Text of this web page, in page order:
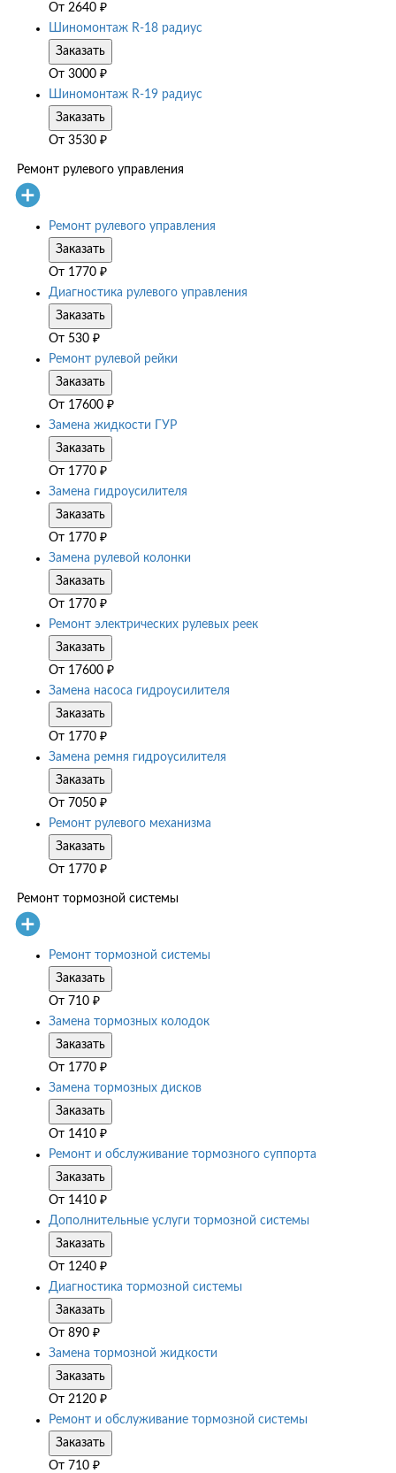
От 2640 ₽
Шиномонтаж R-18 радиус
Заказать
От 3000 ₽
Шиномонтаж R-19 радиус
Заказать
От 3530 ₽
Ремонт рулевого управления
Ремонт рулевого управления
Заказать
От 1770 ₽
Диагностика рулевого управления
Заказать
От 530 ₽
Ремонт рулевой рейки
Заказать
От 17600 ₽
Замена жидкости ГУР
Заказать
От 1770 ₽
Замена гидроусилителя
Заказать
От 1770 ₽
Замена рулевой колонки
Заказать
От 1770 ₽
Ремонт электрических рулевых реек
Заказать
От 17600 ₽
Замена насоса гидроусилителя
Заказать
От 1770 ₽
Замена ремня гидроусилителя
Заказать
От 7050 ₽
Ремонт рулевого механизма
Заказать
От 1770 ₽
Ремонт тормозной системы
Ремонт тормозной системы
Заказать
От 710 ₽
Замена тормозных колодок
Заказать
От 1770 ₽
Замена тормозных дисков
Заказать
От 1410 ₽
Ремонт и обслуживание тормозного суппорта
Заказать
От 1410 ₽
Дополнительные услуги тормозной системы
Заказать
От 1240 ₽
Диагностика тормозной системы
Заказать
От 890 ₽
Замена тормозной жидкости
Заказать
От 2120 ₽
Ремонт и обслуживание тормозной системы
Заказать
От 710 ₽